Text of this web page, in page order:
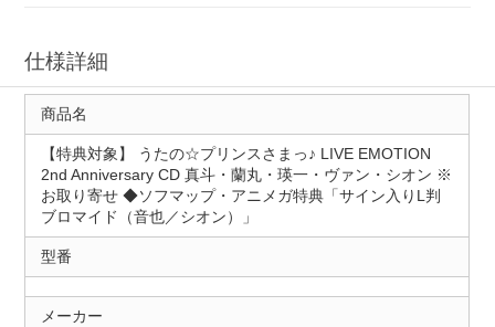
仕様詳細
商品名
【特典対象】 うたの☆プリンスさまっ♪ LIVE EMOTION
2nd Anniversary CD 真斗・蘭丸・瑛一・ヴァン・シオン ※
お取り寄せ ◆ソフマップ・アニメガ特典「サイン入りL判
ブロマイド（音也／シオン）」
型番
メーカー